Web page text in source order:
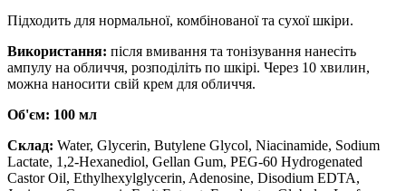
Підходить для нормальної, комбінованої та сухої шкіри.
Використання: після вмивання та тонізування нанесіть
ампулу на обличчя, розподіліть по шкірі. Через 10 хвилин,
можна наносити свій крем для обличчя.
Об'єм: 100 мл
Склад: Water, Glycerin, Butylene Glycol, Niacinamide, Sodium
Lactate, 1,2-Hexanediol, Gellan Gum, PEG-60 Hydrogenated
Castor Oil, Ethylhexylglycerin, Adenosine, Disodium EDTA,